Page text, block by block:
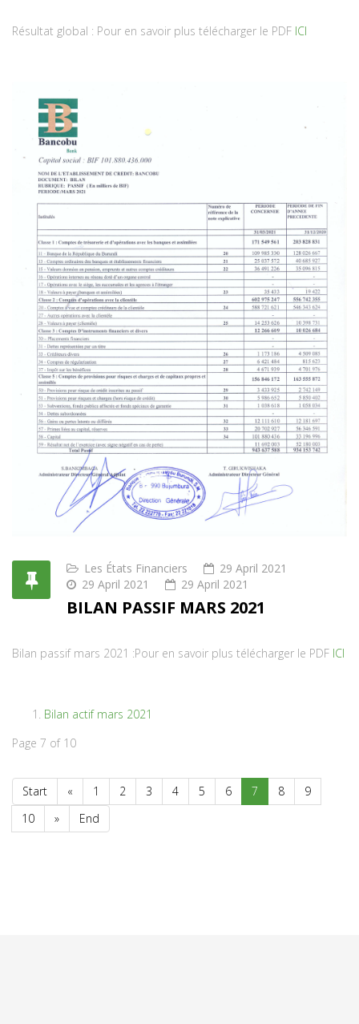
Résultat global : Pour en savoir plus télécharger le PDF ICI
Les États Financiers
29 April 2021
29 April 2021
29 April 2021
BILAN PASSIF MARS 2021
Bilan passif mars 2021 :Pour en savoir plus télécharger le PDF ICI
Bilan actif mars 2021
Page 7 of 10
Start « 1 2 3 4 5 6 7 8
9
10
» End